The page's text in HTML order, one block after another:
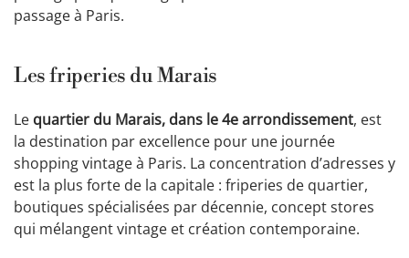
passage à Paris.
Les friperies du Marais
Le quartier du Marais, dans le 4e arrondissement, est
la destination par excellence pour une journée
shopping vintage à Paris. La concentration d’adresses y
est la plus forte de la capitale : friperies de quartier,
boutiques spécialisées par décennie, concept stores
qui mélangent vintage et création contemporaine.